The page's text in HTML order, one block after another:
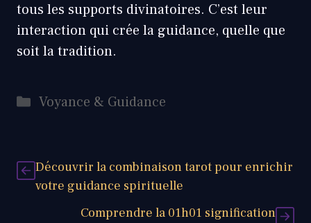
tous les supports divinatoires. C’est leur
interaction qui crée la guidance, quelle que
soit la tradition.
Catégories
Voyance & Guidance
Découvrir la combinaison tarot pour enrichir
votre guidance spirituelle
Comprendre la 01h01 signification